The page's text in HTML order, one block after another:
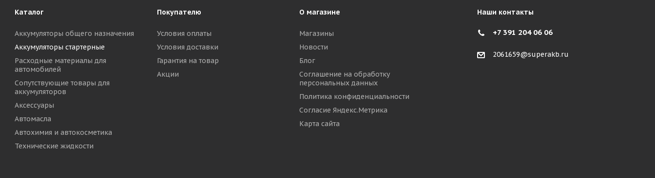
Каталог
Аккумуляторы общего назначения
Аккумуляторы стартерные
Расходные материалы для
автомобилей
Сопутствующие товары для
аккумуляторов
Аксессуары
Автомасла
Автохимия и автокосметика
Технические жидкости
Покупателю
Условия оплаты
Условия доставки
Гарантия на товар
Акции
О магазине
Магазины
Новости
Блог
Соглашение на обработку
персональных данных
Политика конфиденциальности
Согласие Яндекс.Метрика
Карта сайта
Наши контакты
+7 391 204 06 06
2061659@superakb.ru